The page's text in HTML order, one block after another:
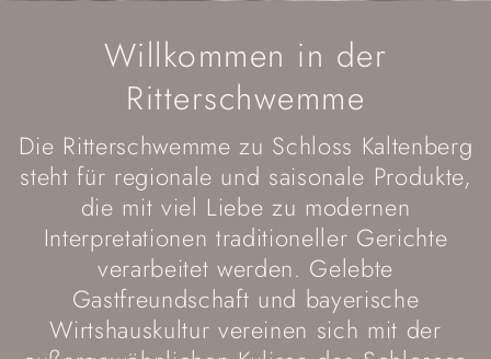
Willkommen in der
Ritterschwemme
Die Ritterschwemme zu Schloss Kaltenberg
steht für regionale und saisonale Produkte,
die mit viel Liebe zu modernen
Interpretationen traditioneller Gerichte
verarbeitet werden. Gelebte
Gastfreundschaft und bayerische
Wirtshauskultur vereinen sich mit der